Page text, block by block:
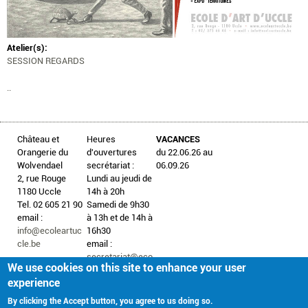
Atelier(s):
SESSION REGARDS
..
Château et
Orangerie du
Wolvendael
2, rue Rouge
1180 Uccle
Tel. 02 605 21 90
email :
info@ecoleartuc
cle.be
Heures
d'ouvertures
secrétariat :
Lundi au jeudi de
14h à 20h
Samedi de 9h30
à 13h et de 14h à
16h30
email :
secretariat@eco
leartuccle.be
VACANCES
du 22.06.26 au
06.09.26
We use cookies on this site to enhance your user
experience
By clicking the Accept button, you agree to us doing so.